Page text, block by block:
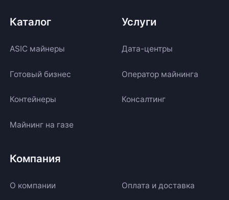
Каталог
ASIC майнеры
Готовый бизнес
Контейнеры
Майнинг на газе
Услуги
Дата-центры
Оператор майнинга
Консалтинг
Компания
О компании Оплата и доставка